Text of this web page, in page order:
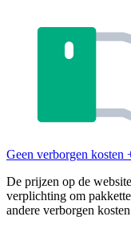
Geen verborgen kosten
De prijzen op de
verplichting om
andere verborgen